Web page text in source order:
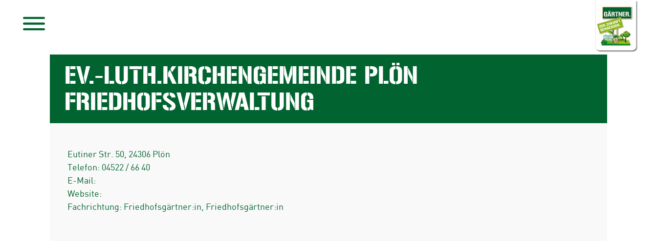
EV.-LUTH.KIRCHENGEMEINDE PLÖN
FRIEDHOFSVERWALTUNG
Eutiner Str. 50 24306 Plön
Telefon: 04522 / 66 40
E-Mail:
Website:
Fachrichtung: Friedhofsgärtner:in, Friedhofsgärtner:in